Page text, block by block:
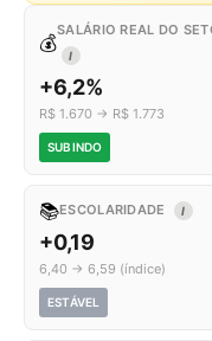
💰
SALÁRIO REAL DO
I
+6,2%
R$ 1.670 → R$ 1.773
SUBINDO
📚ESCOLARIDADE I
+0,19
6,40 → 6,59 (índice)
ESTÁVEL